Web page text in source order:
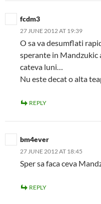
fcdm3
27 JUNE 2012 AT 19:39
O sa va desumflati
sperante in Mandzukic
cateva luni…
Nu este decat o alta
REPLY
bm4ever
27 JUNE 2012 AT 18:45
Sper sa faca ceva
REPLY